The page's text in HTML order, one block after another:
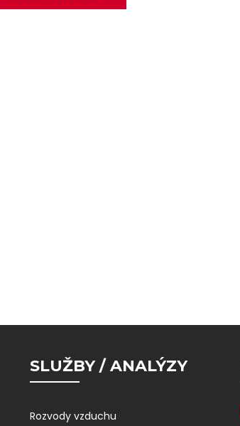
SLUŽBY / ANALÝZY
Rozvody vzduchu